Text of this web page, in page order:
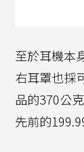
至於耳機本
右耳罩也採
品的370公
先前的